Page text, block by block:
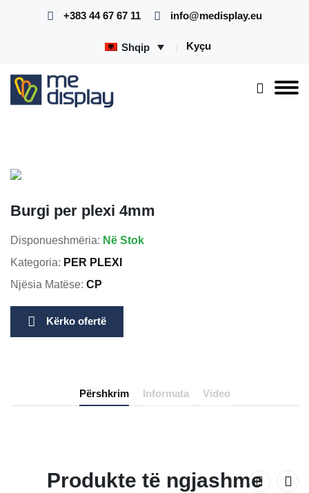
+383 44 67 67 11 info@medisplay.eu
Shqip Kyçu
Burgi per plexi 4mm
Disponueshmëria: Në Stok
Kategoria: PER PLEXI
Njësia Matëse: CP
Kërko ofertë
Përshkrim Informata Video
Produkte të ngjashme